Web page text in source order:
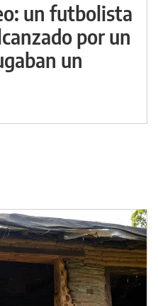
un futbolista
por un
un